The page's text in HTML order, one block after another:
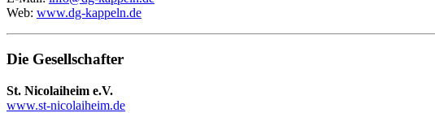
Web: www.dg-kappeln.de
Die Gesellschafter
St. Nicolaiheim e.V.
www.st-nicolaiheim.de